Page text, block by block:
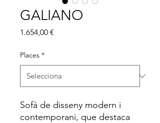
GALIANO
1.654,00 €
Places *
Sofà de disseny modern i
contemporani, que destaca